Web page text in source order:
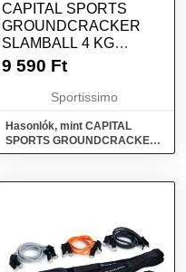
CAPITAL SPORTS
GROUNDCRACKER
SLAMBALL 4 KG
SLAMBALL, FEKETE,
9 590 Ft
Sportissimo
Hasonlók, mint CAPITAL
SPORTS GROUNDCRACKER
SLAMBALL 4 KG Slamball,